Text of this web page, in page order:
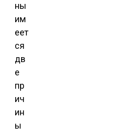
ны
им
еет
ся
дв
е
пр
ич
ин
ы